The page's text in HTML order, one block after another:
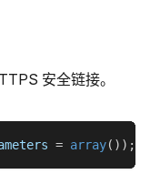
安全链接。
= array( ) ) ;